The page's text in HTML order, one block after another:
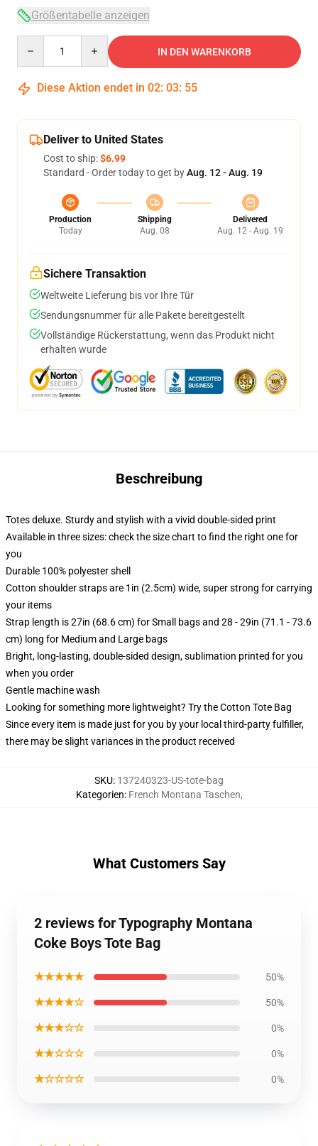
Größentabelle anzeigen
IN DEN WARENKORB
Diese Aktion endet in 02: 03: 55
Deliver to United States
Cost to ship:$6.99
Standard - Order today to get byAug. 12 - Aug. 19
Production
Today
Shipping
Aug. 08
Delivered
Aug. 12 - Aug. 19
Sichere Transaktion
Weltweite Lieferung bis vor Ihre Tür
Sendungsnummer für alle Pakete bereitgestellt
Vollständige Rückerstattung, wenn das Produkt nicht
erhalten wurde
Beschreibung
Totes deluxe. Sturdy and stylish with a vivid double-sided print
Available in three sizes: check the size chart to find the right one for
you
Durable 100% polyester shell
Cotton shoulder straps are 1in (2.5cm) wide, super strong for carrying
your items
Strap length is 27in (68.6 cm) for Small bags and 28 - 29in (71.1 - 73.6
cm) long for Medium and Large bags
Bright, long-lasting, double-sided design, sublimation printed for you
when you order
Gentle machine wash
Looking for something more lightweight? Try the Cotton Tote Bag
Since every item is made just for you by your local third-party fulfiller,
there may be slight variances in the product received
SKU: 137240323-US-tote-bag
Kategorien: French Montana Taschen,
What Customers Say
2 reviews for Typography Montana
Coke Boys Tote Bag
★★★★★ 50%
★★★★☆ 50%
★★★☆☆ 0%
★★☆☆☆ 0%
★☆☆☆☆ 0%